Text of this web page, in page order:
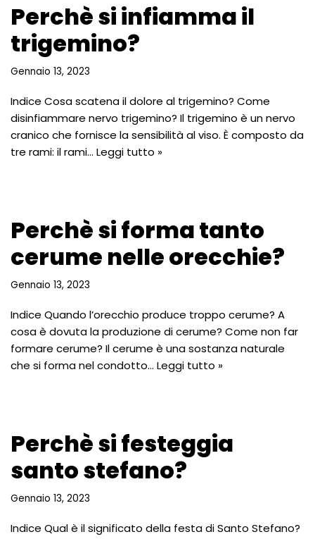
Perchè si infiamma il
trigemino?
Gennaio 13, 2023
Indice Cosa scatena il dolore al trigemino? Come
disinfiammare nervo trigemino? Il trigemino è un nervo
cranico che fornisce la sensibilità al viso. È composto da
tre rami: il rami… Leggi tutto »
Perchè si forma tanto
cerume nelle orecchie?
Gennaio 13, 2023
Indice Quando l’orecchio produce troppo cerume? A
cosa è dovuta la produzione di cerume? Come non far
formare cerume? Il cerume è una sostanza naturale
che si forma nel condotto… Leggi tutto »
Perchè si festeggia
santo stefano?
Gennaio 13, 2023
Indice Qual è il significato della festa di Santo Stefano?